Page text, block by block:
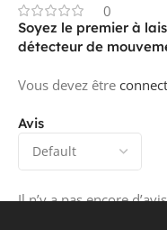
0
Avis
Il n’y a pas encore
Soyez le premier à
détecteur de
Vous devez être